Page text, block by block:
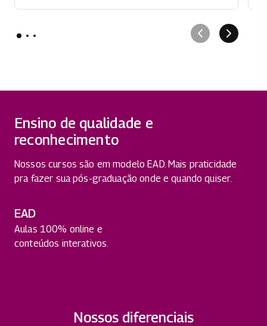
Ensino de qualidade e
reconhecimento
Nossos cursos são em modelo EAD. Mais praticidade
pra fazer sua pós-graduação onde e quando quiser.
EAD
Aulas 100% online e
conteúdos interativos.
Nossos diferenciais